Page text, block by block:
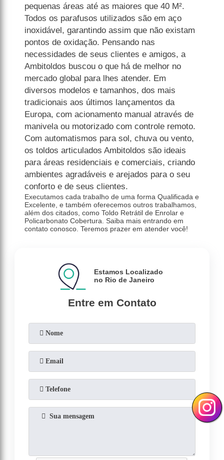
pequenas áreas até as maiores que 40 M².
Todos os parafusos utilizados são em aço
inoxidável, garantindo assim que não existam
pontos de oxidação. Pensando nas
necessidades de seus clientes e amigos, a
Ambitoldos buscou o que há de melhor no
mercado global para lhes atender. Em
diversos modelos e tamanhos, dos mais
tradicionais aos últimos lançamentos da
Europa, com acionamento manual através de
manivela ou motorizado com controle remoto.
Com automatismos para sol, chuva ou vento,
os toldos articulados Ambitoldos são ideais
para áreas residenciais e comerciais, criando
ambientes agradáveis e arejados para o seu
conforto e de seus clientes.
Executamos cada trabalho de uma forma Qualificada e
Excelente, e também oferecemos outros trabalhamos,
além dos citados, como Toldo Retrátil de Enrolar e
Policarbonato Cobertura. Saiba mais entrando em
contato conosco. Teremos prazer em atender você!
Entre em Contato
Estamos Localizado
no Rio de Janeiro